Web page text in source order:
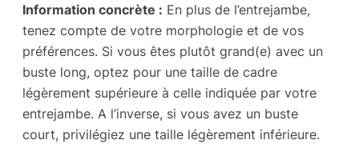
Information concrète : En plus de l’entrejambe,
tenez compte de votre morphologie et de vos
préférences. Si vous êtes plutôt grand(e) avec un
buste long, optez pour une taille de cadre
légèrement supérieure à celle indiquée par votre
entrejambe. A l’inverse, si vous avez un buste
court, privilégiez une taille légèrement inférieure.